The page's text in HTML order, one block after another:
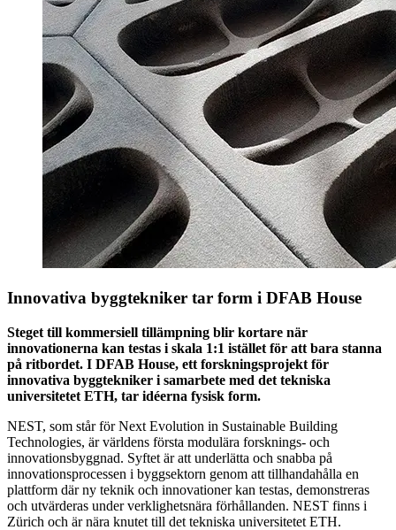
Innovativa byggtekniker tar form i DFAB House
Steget till kommersiell tillämpning blir kortare när
innovationerna kan testas i skala 1:1 istället för att bara stanna
på ritbordet. I DFAB House, ett forskningsprojekt för
innovativa byggtekniker i samarbete med det tekniska
universitetet ETH, tar idéerna fysisk form.
NEST, som står för Next Evolution in Sustainable Building
Technologies, är världens första modulära forsknings- och
innovationsbyggnad. Syftet är att underlätta och snabba på
innovationsprocessen i byggsektorn genom att tillhandahålla en
plattform där ny teknik och innovationer kan testas, demonstreras
och utvärderas under verklighetsnära förhållanden. NEST finns i
Zürich och är nära knutet till det tekniska universitetet ETH.